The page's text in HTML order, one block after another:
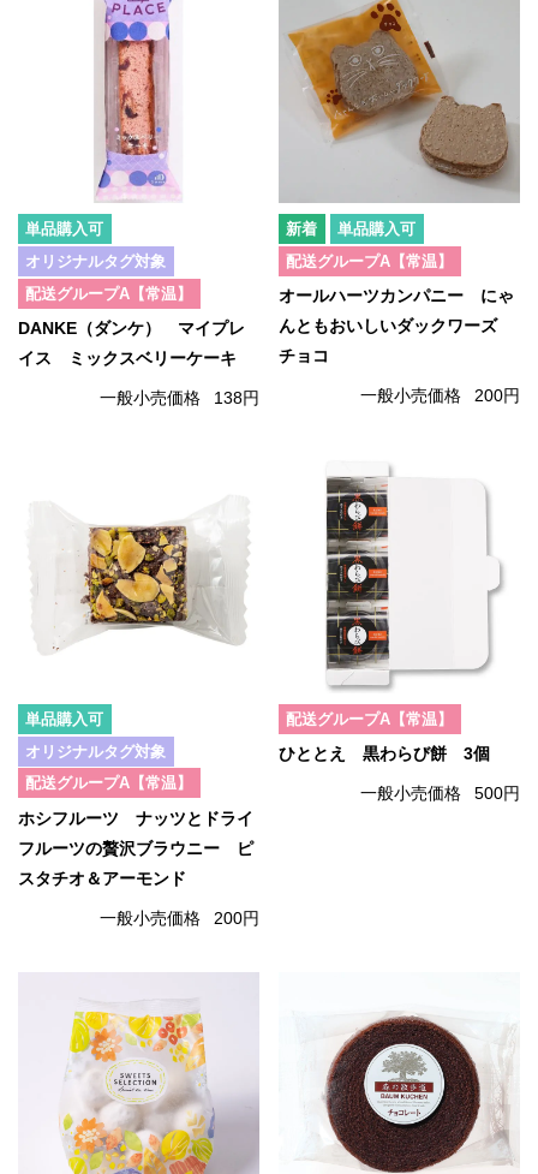
単品購入可
オリジナルタグ対象
配送グループA【常温】
DANKE（ダンケ） マイプレ
イス ミックスベリーケーキ
一般小売価格 138円
単品購入可
配送グループA【常温】
オールハーツカンパニー にゃ
んともおいしいダックワーズ
チョコ
一般小売価格 200円
単品購入可
オリジナルタグ対象
配送グループA【常温】
ホシフルーツ ナッツとドライ
フルーツの贅沢ブラウニー ピ
スタチオ＆アーモンド
一般小売価格 200円
配送グループA【常温】
ひととえ 黒わらび餅 3個
一般小売価格 500円